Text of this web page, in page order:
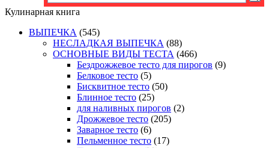
Кулинарная книга
ВЫПЕЧКА (545)
НЕСЛАДКАЯ ВЫПЕЧКА (88)
ОСНОВНЫЕ ВИДЫ ТЕСТА (466)
Бездрожжевое тесто для пирогов (9)
Белковое тесто (5)
Бисквитное тесто (50)
Блинное тесто (25)
для наливных пирогов (2)
Дрожжевое тесто (205)
Заварное тесто (6)
Пельменное тесто (17)